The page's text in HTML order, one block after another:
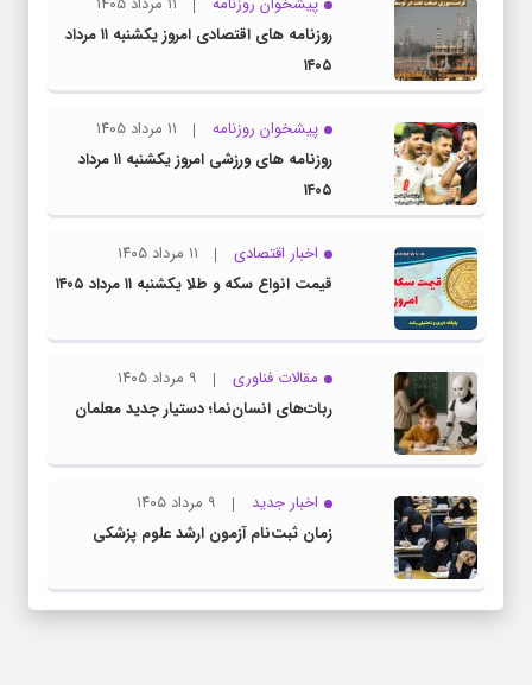
روزنامه های اقتصادی امروز یکشنبه ۱۱ مرداد
۱۴۰۵
پیشخوان روزنامه
۱۱ مرداد ۱۴۰۵
روزنامه های ورزشی امروز یکشنبه ۱۱ مرداد
۱۴۰۵
اخبار اقتصادی
۱۱ مرداد ۱۴۰۵
قیمت انواع سکه و طلا یکشنبه ۱۱ مرداد ۱۴۰۵
مقالات فناوری
۹ مرداد ۱۴۰۵
ربات‌های انسان‌نما؛ دستیار جدید معلمان
اخبار جدید
۹ مرداد ۱۴۰۵
زمان ثبت‌نام آزمون ارشد علوم پزشکی